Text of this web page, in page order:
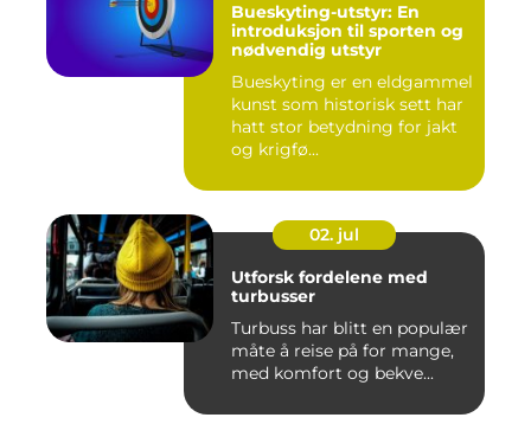
Bueskyting-utstyr: En
introduksjon til sporten og
nødvendig utstyr
Bueskyting er en eldgammel
kunst som historisk sett har
hatt stor betydning for jakt
og krigfø...
02. jul
Utforsk fordelene med
turbusser
Turbuss har blitt en populær
måte å reise på for mange,
med komfort og bekve...